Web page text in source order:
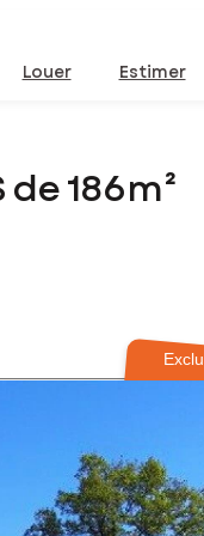
Louer Estimer
186m²